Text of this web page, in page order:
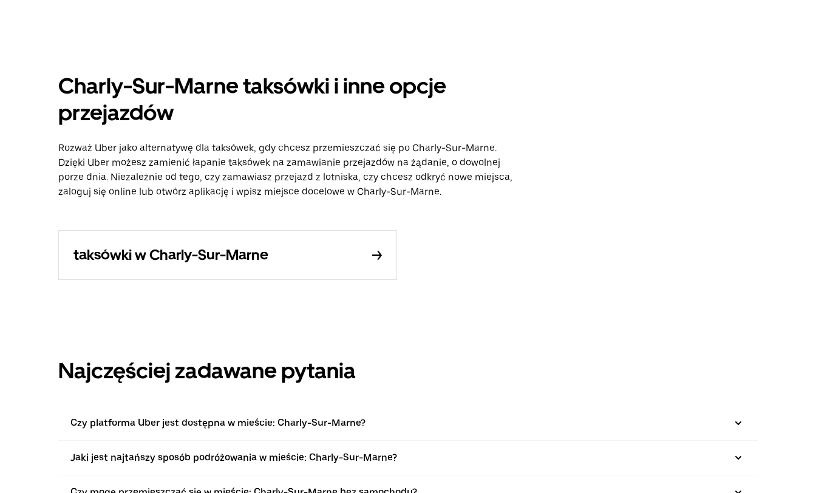
Charly-Sur-Marne taksówki i inne opcje
przejazdów
Rozważ Uber jako alternatywę dla taksówek, gdy chcesz przemieszczać się po Charly-Sur-Marne.
Dzięki Uber możesz zamienić łapanie taksówek na zamawianie przejazdów na żądanie, o dowolnej
porze dnia. Niezależnie od tego, czy zamawiasz przejazd z lotniska, czy chcesz odkryć nowe miejsca,
zaloguj się online lub otwórz aplikację i wpisz miejsce docelowe w Charly-Sur-Marne.
taksówki w Charly-Sur-Marne
Najczęściej zadawane pytania
Czy platforma Uber jest dostępna w mieście: Charly-Sur-Marne?
Jaki jest najtańszy sposób podróżowania w mieście: Charly-Sur-Marne?